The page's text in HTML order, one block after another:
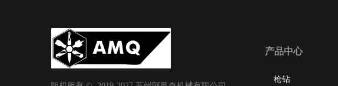
产品中心
枪钻